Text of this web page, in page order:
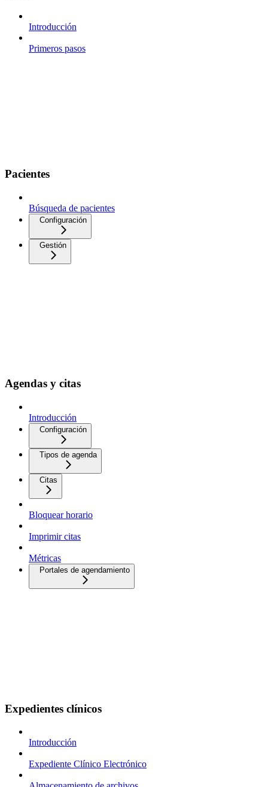
Introducción
Primeros pasos
Pacientes
Búsqueda de pacientes
Configuración
Gestión
Agendas y citas
Introducción
Configuración
Tipos de agenda
Citas
Bloquear horario
Imprimir citas
Métricas
Portales de agendamiento
Expedientes clínicos
Introducción
Expediente Clínico Electrónico